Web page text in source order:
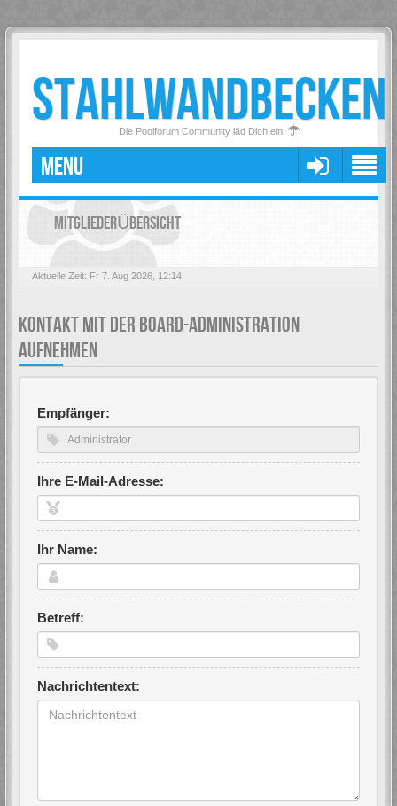
STAHLWANDBECKEN
Die Poolforum Community läd Dich ein!
MENU
MITGLIEDERÜBERSICHT
Aktuelle Zeit: Fr 7. Aug 2026, 12:14
KONTAKT MIT DER BOARD-ADMINISTRATION
AUFNEHMEN
Empfänger:
Ihre E-Mail-Adresse:
Ihr Name:
Betreff:
Nachrichtentext: